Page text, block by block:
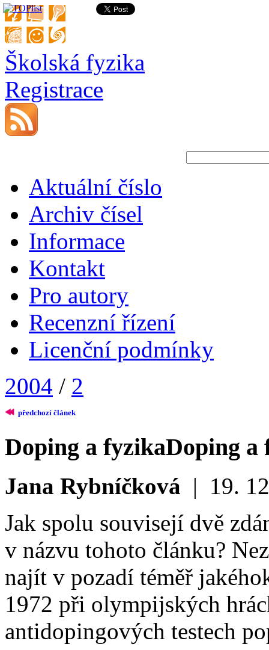
Školská fyzika
Registrace
Aktuální číslo
Archiv čísel
Informace
Kontakt
Pro autory
Recenzní řízení
Licenční podmínky
2004 / 2
předchozí článek
Doping a fyzikaDoping a
Jana Rybníčková | 19.
Jak spolu souvisejí dvě
v názvu tohoto článku?
najít v pozadí téměř
1972 při olympijských
antidopingových testech